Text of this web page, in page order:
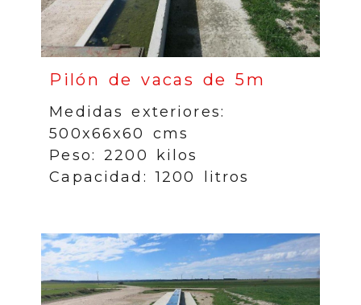
Pilón de vacas de 5m
Medidas exteriores:
500x66x60 cms
Peso: 2200 kilos
Capacidad: 1200 litros